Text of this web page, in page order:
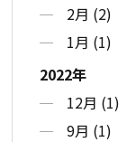
2月 (2)
1月 (1)
2022年
12月 (1)
9月 (1)